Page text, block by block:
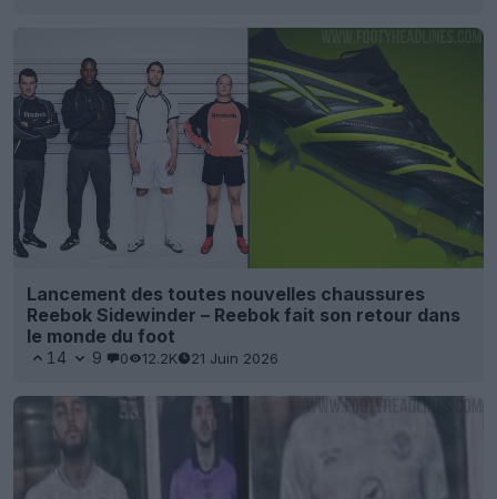
Lancement des toutes nouvelles chaussures
Reebok Sidewinder – Reebok fait son retour dans
le monde du foot
14 9 0 12.2K 21 Juin 2026